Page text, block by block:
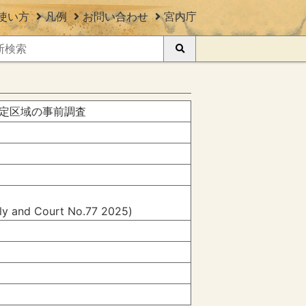
い方 凡例 お問い合わせ 宮内庁
区域の事前調査
and Court No.77 2025)